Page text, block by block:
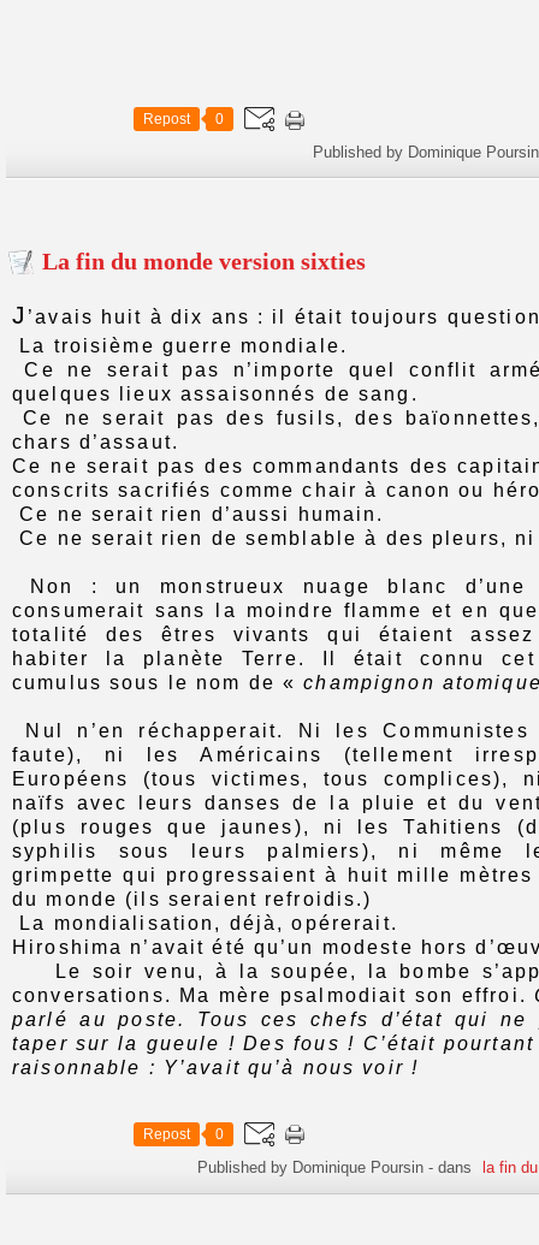
Repost 0
Published by Dominique Poursin
La fin du monde version sixties
J ’avais huit à dix ans : il était toujours
La troisième guerre mondiale.
Ce ne serait pas n’importe quel conflit
quelques lieux assaisonnés de sang.
Ce ne serait pas des fusils, des
chars d’assaut.
Ce ne serait pas des commandants des
conscrits sacrifiés comme chair à canon ou
Ce ne serait rien d’aussi humain.
Ce ne serait rien de semblable à des pleurs,
Non : un monstrueux nuage blanc d’une
consumerait sans la moindre flamme et en
totalité des êtres vivants qui étaient assez
habiter la planète Terre. Il était connu cet
cumulus sous le nom de «champignon
Nul n’en réchapperait. Ni les
faute), ni les Américains (tellement
Européens (tous victimes, tous complices),
naïfs avec leurs danses de la pluie et du
(plus rouges que jaunes), ni les Tahitiens
syphilis sous leurs palmiers), ni même
grimpette qui progressaient à huit mille
du monde (ils seraient refroidis.)
La mondialisation, déjà, opérerait.
Hiroshima n’avait été qu’un modeste hors
Le soir venu, à la soupée, la bombe
conversations. Ma mère psalmodiait son effroi.
parlé au poste. Tous ces chefs d’état qui ne
taper sur la gueule ! Des fous ! C’était
raisonnable : Y’avait qu’à nous voir !
Repost 0
Published by Dominique Poursin -dans la fin